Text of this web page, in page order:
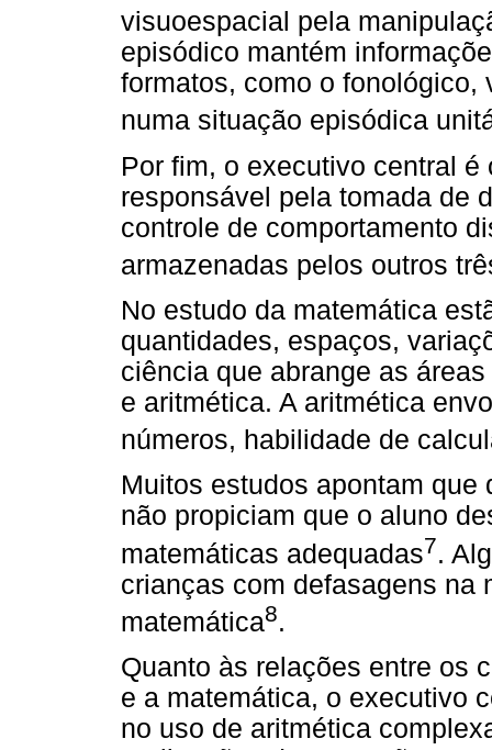
visuoespacial pela
episódico mantém
formatos, como o
numa situação episódica
Por fim, o executivo central
responsável pela tomada de
controle de comportamento
armazenadas pelos outros
No estudo da matemática
quantidades, espaços,
ciência que abrange as
e aritmética. A aritmética
números, habilidade de
Muitos estudos apontam
não propiciam que o aluno
matemáticas adequadas7.
crianças com defasagens na
matemática8.
Quanto às relações entre os
e a matemática, o executivo
no uso de aritmética